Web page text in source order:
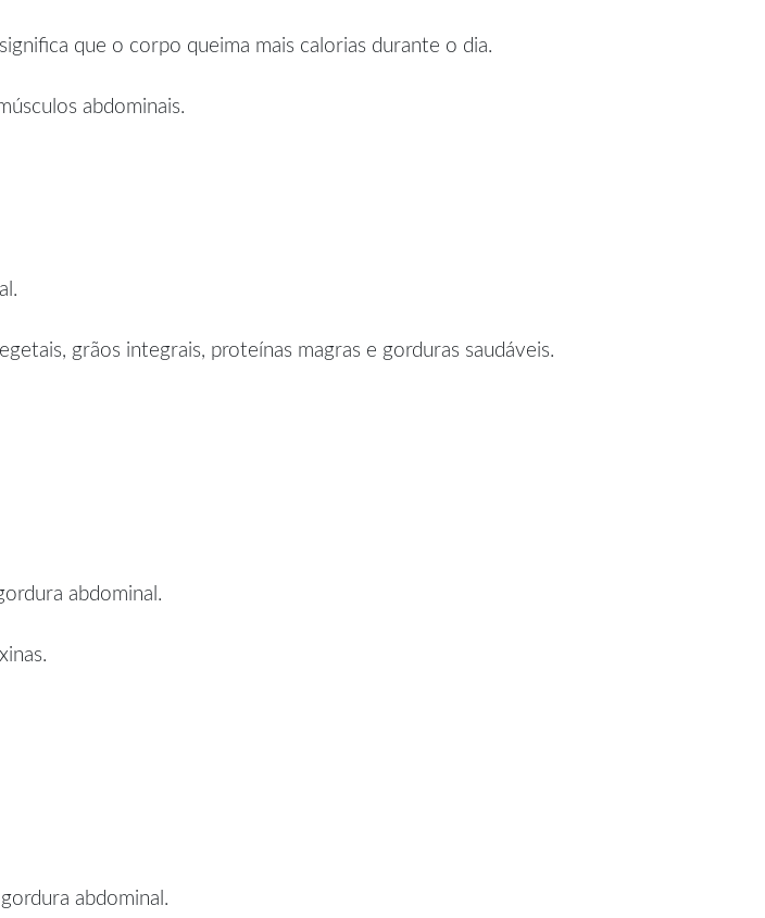
que o corpo queima mais calorias durante o dia.
abdominais.
grãos integrais, proteínas magras e gorduras saudáveis.
abdominal.
abdominal.